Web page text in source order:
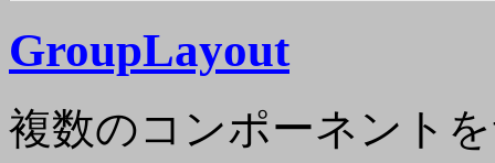
GroupLayout
複数のコンポーネント